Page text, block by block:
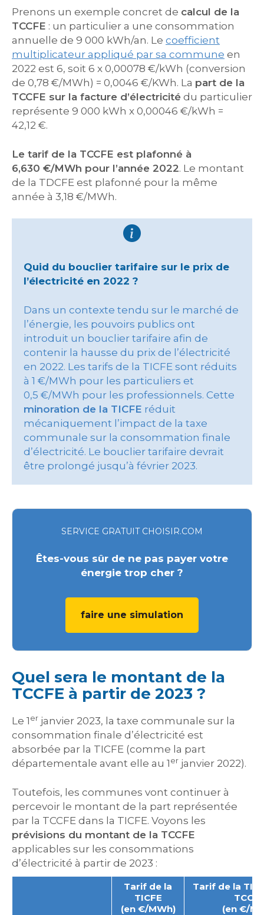
Prenons un exemple concret de calcul de la
TCCFE : un particulier a une consommation
annuelle de 9 000 kWh/an. Le coefficient
multiplicateur appliqué par sa commune en
2022 est 6, soit 6 x 0,00078 €/kWh (conversion
de 0,78 €/MWh) = 0,0046 €/KWh. La part de la
TCCFE sur la facture d’électricité du particulier
représente 9 000 kWh x 0,00046 €/kWh =
42,12 €.
Le tarif de la TCCFE est plafonné à
6,630 €/MWh pour l’année 2022. Le montant
de la TDCFE est plafonné pour la même
année à 3,18 €/MWh.
Quid du bouclier tarifaire sur le prix de
l’électricité en 2022 ?
Dans un contexte tendu sur le marché de
l’énergie, les pouvoirs publics ont
introduit un bouclier tarifaire afin de
contenir la hausse du prix de l’électricité
en 2022. Les tarifs de la TICFE sont réduits
à 1 €/MWh pour les particuliers et
0,5 €/MWh pour les professionnels. Cette
minoration de la TICFE réduit
mécaniquement l’impact de la taxe
communale sur la consommation finale
d’électricité. Le bouclier tarifaire devrait
être prolongé jusqu’à février 2023.
SERVICE GRATUIT CHOISIR.COM
Êtes-vous sûr de ne pas payer votre
énergie trop cher ?
faire une simulation
Quel sera le montant de la
TCCFE à partir de 2023 ?
Le 1 er janvier 2023, la taxe communale sur la
consommation finale d’électricité est
absorbée par la TICFE (comme la part
départementale avant elle au 1 er janvier 2022).
Toutefois, les communes vont continuer à
percevoir le montant de la part représentée
par la TCCFE dans la TICFE. Voyons les
prévisions du montant de la TCCFE
applicables sur les consommations
d’électricité à partir de 2023 :
Tarif de la
TICFE
(en €/MWh)
Tarif de la
(en €/